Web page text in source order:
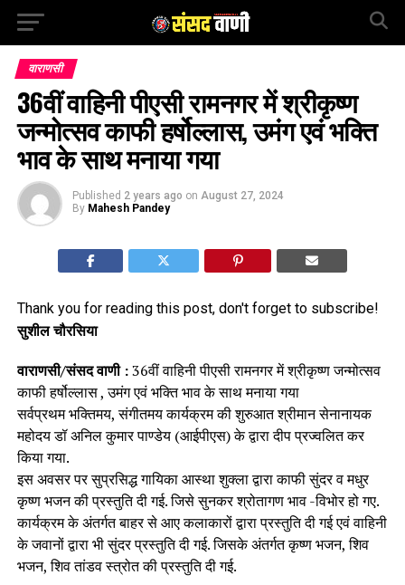
वाराणसी
36वीं वाहिनी पीएसी रामनगर में श्रीकृष्ण
जन्मोत्सव काफी हर्षोल्लास, उमंग एवं भक्ति
भाव के साथ मनाया गया
Published 2 years ago on August 27, 2024
By Mahesh Pandey
Thank you for reading this post, don't forget to subscribe!
सुशील चौरसिया
वाराणसी/संसद वाणी :36वीं वाहिनी पीएसी रामनगर में श्रीकृष्ण जन्मोत्सव
काफी हर्षोल्लास , उमंग एवं भक्ति भाव के साथ मनाया गया
सर्वप्रथम भक्तिमय, संगीतमय कार्यक्रम की शुरुआत श्रीमान सेनानायक
महोदय डॉ अनिल कुमार पाण्डेय (आईपीएस) के द्वारा दीप प्रज्वलित कर
किया गया.
इस अवसर पर सुप्रसिद्ध गायिका आस्था शुक्ला द्वारा काफी सुंदर व मधुर
कृष्ण भजन की प्रस्तुति दी गई. जिसे सुनकर श्रोतागण भाव -विभोर हो गए.
कार्यक्रम के अंतर्गत बाहर से आए कलाकारों द्वारा प्रस्तुति दी गई एवं वाहिनी
के जवानों द्वारा भी सुंदर प्रस्तुति दी गई. जिसके अंतर्गत कृष्ण भजन, शिव
भजन, शिव तांडव स्त्रोत की प्रस्तुति दी गई.